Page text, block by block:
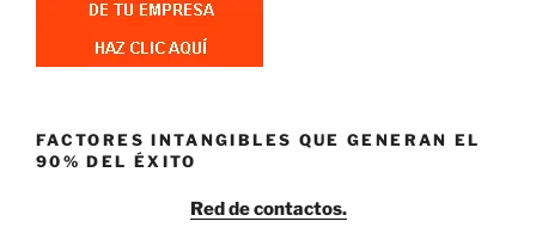
FACTORES INTANGIBLES QUE GENERAN EL
90% DEL ÉXITO
Red de contactos.